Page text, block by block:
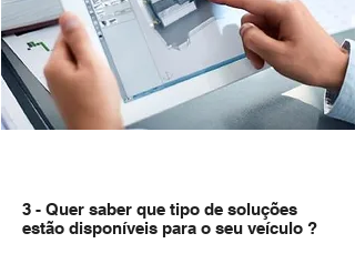
3 - Quer saber que tipo de soluções
estão disponíveis para o seu veículo ?